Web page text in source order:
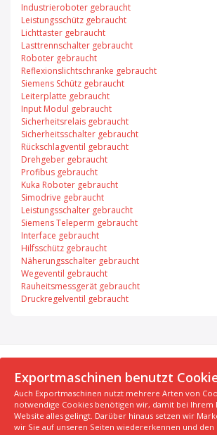
Industrieroboter gebraucht
Leistungsschütz gebraucht
Lichttaster gebraucht
Lasttrennschalter gebraucht
Roboter gebraucht
Reflexionslichtschranke gebraucht
Siemens Schütz gebraucht
Leiterplatte gebraucht
Input Modul gebraucht
Sicherheitsrelais gebraucht
Sicherheitsschalter gebraucht
Rückschlagventil gebraucht
Drehgeber gebraucht
Profibus gebraucht
Kuka Roboter gebraucht
Simodrive gebraucht
Leistungsschalter gebraucht
Siemens Teleperm gebraucht
Interface gebraucht
Hilfsschütz gebraucht
Näherungsschalter gebraucht
Wegeventil gebraucht
Rauheitsmessgerät gebraucht
Druckregelventil gebraucht
© 2026 Exportmaschinen.de
Über uns
AGB
Impressum
Hersteller
Unsere Top
Unsere Top Maschinen #2
Unsere
Exportmaschinen benutzt
Auch Exportmaschinen nutzt mehrere Arten von
notwendige Cookies benötigen wir, damit bei Ihrem
Website alles gelingt. Darüber hinaus setzen wir
wir Sie auf unseren Seiten wiedererkennen und den